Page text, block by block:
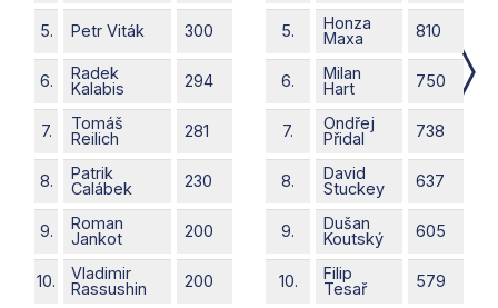
5. Petr Viták 300
6.
Radek
Kalabis
294
7.
Tomáš
Reilich
281
8.
Patrik
Calábek
230
9.
Roman
Jankot
200
10.
Vladimir
Rassushin
200
5.
Honza
Maxa
810
6.
Milan
Hart
750
7.
Ondřej
Přidal
738
8.
David
Stuckey
637
9.
Dušan
Koutský
605
10.
Filip
Tesař
579